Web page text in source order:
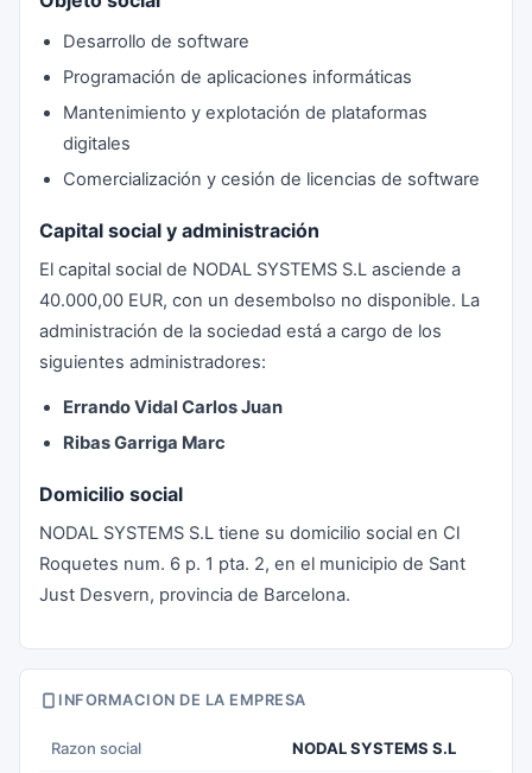
Desarrollo de software
Programación de aplicaciones informáticas
Mantenimiento y explotación de plataformas
digitales
Comercialización y cesión de licencias de software
Capital social y administración
El capital social de NODAL SYSTEMS S.L asciende a
40.000,00 EUR, con un desembolso no disponible. La
administración de la sociedad está a cargo de los
siguientes administradores:
Errando Vidal Carlos Juan
Ribas Garriga Marc
Domicilio social
NODAL SYSTEMS S.L tiene su domicilio social en Cl
Roquetes num. 6 p. 1 pta. 2, en el municipio de Sant
Just Desvern, provincia de Barcelona.
INFORMACION DE LA EMPRESA
Razon social NODAL SYSTEMS S.L